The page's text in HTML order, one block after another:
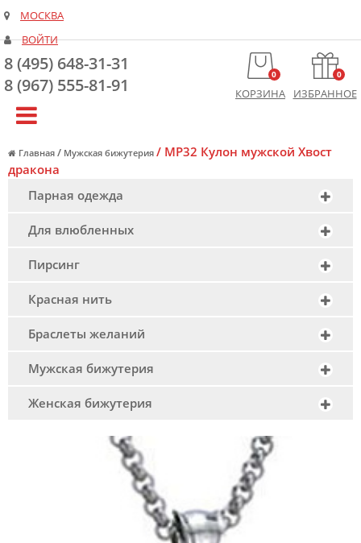
МОСКВА
ВОЙТИ
8 (495) 648-31-31
8 (967) 555-81-91
0
КОРЗИНА
0
ИЗБРАННОЕ
Главная / Мужская бижутерия / MP32 Кулон мужской Хвост
дракона
Парная одежда
Для влюбленных
Пирсинг
Красная нить
Браслеты желаний
Мужская бижутерия
Женская бижутерия